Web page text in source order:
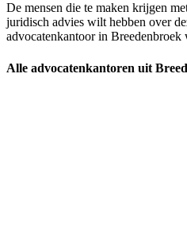
De mensen die te maken krijgen
juridisch advies wilt hebben over
advocatenkantoor in
Alle advocatenkantoren uit